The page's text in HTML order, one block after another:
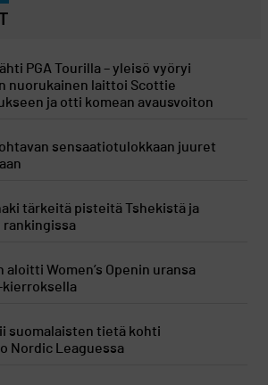
PGA Tourilla – yleisö vyöryi
nuorukainen laittoi Scottie
ja otti komean avausvoiton
sensaatiotulokkaan juuret
tärkeitä pisteitä Tshekistä ja
rankingissa
aloitti Women’s Openin uransa
kierroksella
suomalaisten tietä kohti
Nordic Leaguessa